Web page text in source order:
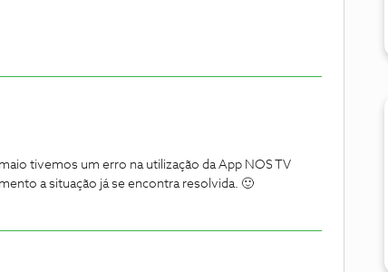
tivemos um erro na utilização da App NOS TV
a situação já se encontra resolvida. 🙂